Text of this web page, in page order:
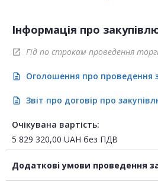
Інформація про
open_in_new Гід по строкам проведення
description Оголошення про проведення
description Звіт про договір про
Очікувана вартість:
5 829 320,00 UAH без ПДВ
Додаткові умови проведення